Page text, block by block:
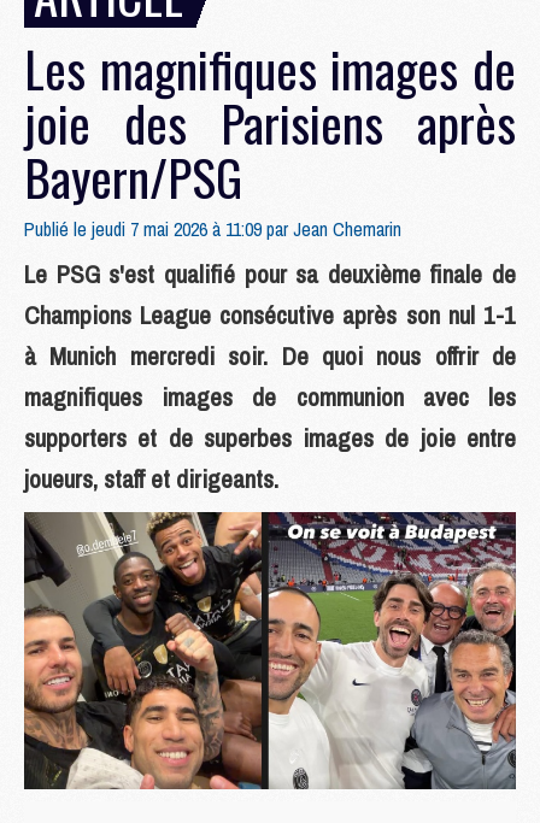
Les magnifiques images de
joie des Parisiens après
Bayern/PSG
Publié le jeudi 7 mai 2026 à 11:09 parJean Chemarin
Le PSG s'est qualifié pour sa deuxième finale de
Champions League consécutive après son nul 1-1
à Munich mercredi soir. De quoi nous offrir de
magnifiques images de communion avec les
supporters et de superbes images de joie entre
joueurs, staff et dirigeants.